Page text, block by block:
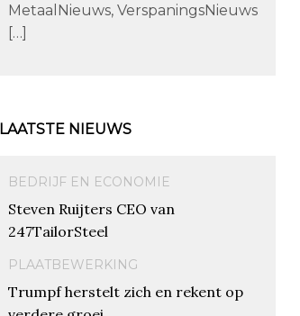
MetaalNieuws, VerspaningsNieuws
[…]
LAATSTE NIEUWS
BEDRIJF EN ECONOMIE
Steven Ruijters CEO van
247TailorSteel
PLAATBEWERKING
Trumpf herstelt zich en rekent op